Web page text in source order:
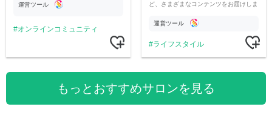
運営ツール
オンラインコミュニティ
ど、さまざまなコンテンツをお届けしま
運営ツール
ライフスタイル
もっとおすすめサロンを見る